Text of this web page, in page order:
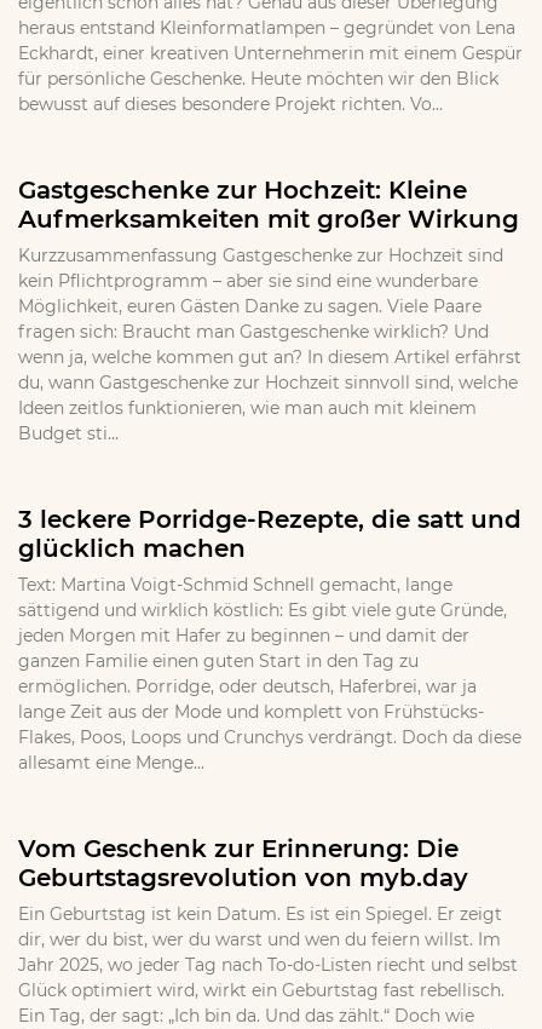
heraus entstand Kleinformatlampen – gegründet von Lena
Eckhardt, einer kreativen Unternehmerin mit einem Gespür
für persönliche Geschenke. Heute möchten wir den Blick
bewusst auf dieses besondere Projekt richten. Vo...
Gastgeschenke zur Hochzeit: Kleine
Aufmerksamkeiten mit großer Wirkung
Kurzzusammenfassung Gastgeschenke zur Hochzeit sind
kein Pflichtprogramm – aber sie sind eine wunderbare
Möglichkeit, euren Gästen Danke zu sagen. Viele Paare
fragen sich: Braucht man Gastgeschenke wirklich? Und
wenn ja, welche kommen gut an? In diesem Artikel erfährst
du, wann Gastgeschenke zur Hochzeit sinnvoll sind, welche
Ideen zeitlos funktionieren, wie man auch mit kleinem
Budget sti...
3 leckere Porridge-Rezepte, die satt und
glücklich machen
Text: Martina Voigt-Schmid Schnell gemacht, lange
sättigend und wirklich köstlich: Es gibt viele gute Gründe,
jeden Morgen mit Hafer zu beginnen – und damit der
ganzen Familie einen guten Start in den Tag zu
ermöglichen. Porridge, oder deutsch, Haferbrei, war ja
lange Zeit aus der Mode und komplett von Frühstücks-
Flakes, Poos, Loops und Crunchys verdrängt. Doch da diese
allesamt eine Menge...
Vom Geschenk zur Erinnerung: Die
Geburtstagsrevolution von myb.day
Ein Geburtstag ist kein Datum. Es ist ein Spiegel. Er zeigt
dir, wer du bist, wer du warst und wen du feiern willst. Im
Jahr 2025, wo jeder Tag nach To-do-Listen riecht und selbst
Glück optimiert wird, wirkt ein Geburtstag fast rebellisch.
Ein Tag, der sagt: „Ich bin da. Und das zählt.“ Doch wie